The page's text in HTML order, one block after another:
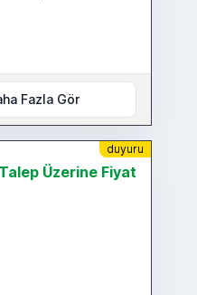
Fazla Gör
duyuru
Talep Üzerine Fiyat